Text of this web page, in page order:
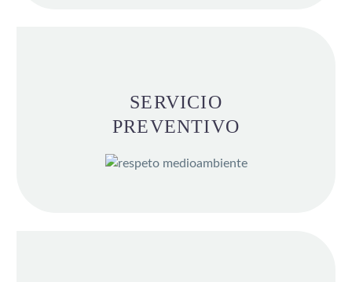
SERVICIO
PREVENTIVO